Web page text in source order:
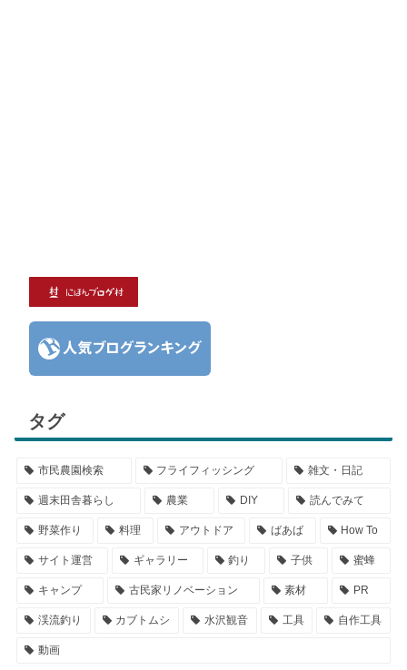
タグ
市民農園検索 フライフィッシング 雑文・日記
週末田舎暮らし 農業 DIY 読んでみて
野菜作り 料理 アウトドア ばあば How To
サイト運営 ギャラリー 釣り 子供 蜜蜂
キャンプ 古民家リノベーション 素材 PR
渓流釣り カブトムシ 水沢観音 工具 自作工具
動画